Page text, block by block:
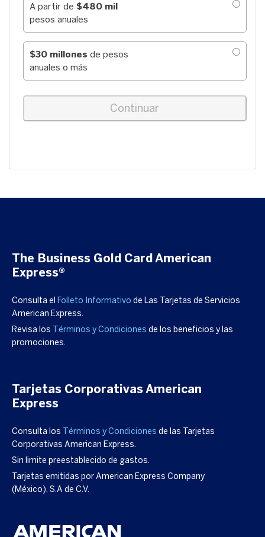
A partir de $480 mil
pesos anuales
$30 millones de pesos
anuales o más
Continuar
The Business Gold Card American
Express®
Consulta el Folleto Informativo de Las Tarjetas de Servicios
American Express.
Revisa los Términos y Condiciones de los beneficios y las
promociones.
Tarjetas CorporativasAmerican
Express
Consulta los Términos y Condiciones de las Tarjetas
Corporativas American Express.
Sin limite preestablecido de gastos.
Tarjetas emitidas por American Express Company
(México), S.A de C.V.